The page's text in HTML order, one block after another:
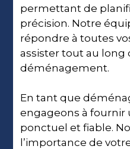
permettant de
précision. Notre
répondre à toutes
assister tout au long
déménagement.
En tant que
engageons à fournir
ponctuel et fiable.
l’importance de